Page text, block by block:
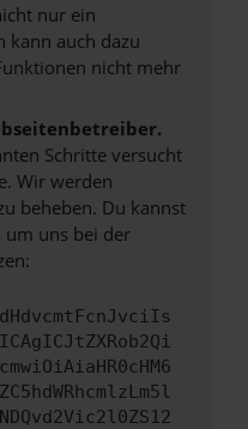
nur ein
kann auch dazu
nicht mehr
Schritte versucht
Wir werden
beheben. Du kannst
um uns bei der